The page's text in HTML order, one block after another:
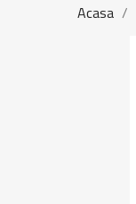
Acasa